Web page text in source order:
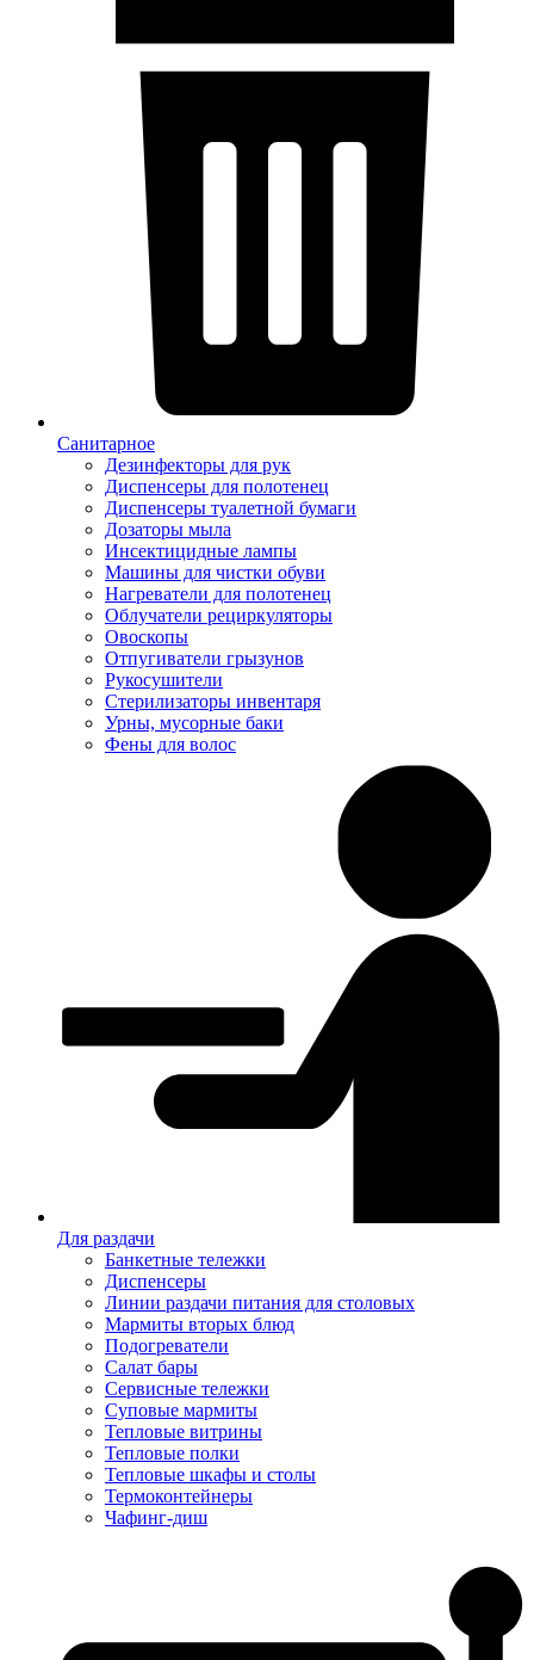
Санитарное
Дезинфекторы для рук
Диспенсеры для полотенец
Диспенсеры туалетной бумаги
Дозаторы мыла
Инсектицидные лампы
Машины для чистки обуви
Нагреватели для полотенец
Облучатели рециркуляторы
Овоскопы
Отпугиватели грызунов
Рукосушители
Стерилизаторы инвентаря
Урны, мусорные баки
Фены для волос
Для раздачи
Банкетные тележки
Диспенсеры
Линии раздачи питания для столовых
Мармиты вторых блюд
Подогреватели
Салат бары
Сервисные тележки
Суповые мармиты
Тепловые витрины
Тепловые полки
Тепловые шкафы и столы
Термоконтейнеры
Чафинг-диш